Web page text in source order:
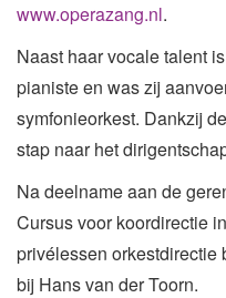
www.operazang.nl.
Naast haar vocale talent
pianiste en was zij
symfonieorkest. Dankzij
stap naar het
Na deelname aan de
Cursus voor koordirectie
privélessen orkestdirectie
bij Hans van der Toorn.